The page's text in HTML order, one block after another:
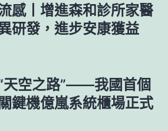
感丨增進森和診所家醫
研發，進步安康獲益
天空之路”——我國首個
鍵機億嵐系統櫃場正式